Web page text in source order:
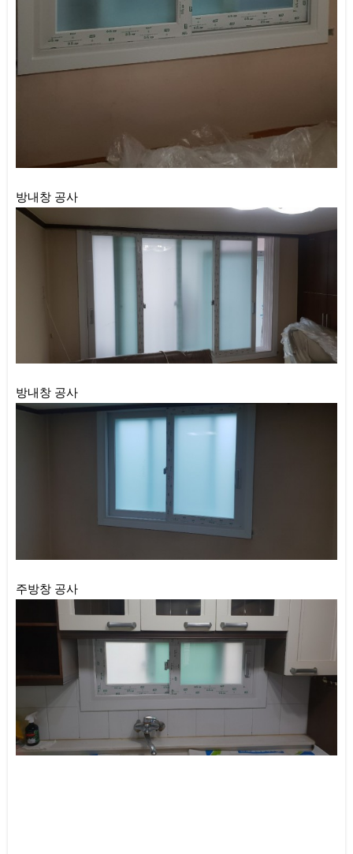
방내창 공사
방내창 공사
주방창 공사